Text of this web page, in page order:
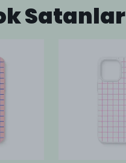
Satanlar